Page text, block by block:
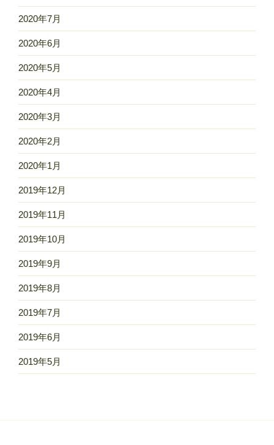
2020年7月
2020年6月
2020年5月
2020年4月
2020年3月
2020年2月
2020年1月
2019年12月
2019年11月
2019年10月
2019年9月
2019年8月
2019年7月
2019年6月
2019年5月